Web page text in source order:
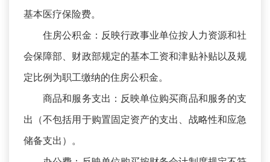
基本医疗保险费。
住房公积金：反映行政事业单位按人力资源和社
会保障部、财政部规定的基本工资和津贴补贴以及规
定比例为职工缴纳的住房公积金。
商品和服务支出：反映单位购买商品和服务的支
出（不包括用于购置固定资产的支出、战略性和应急
储备支出）。